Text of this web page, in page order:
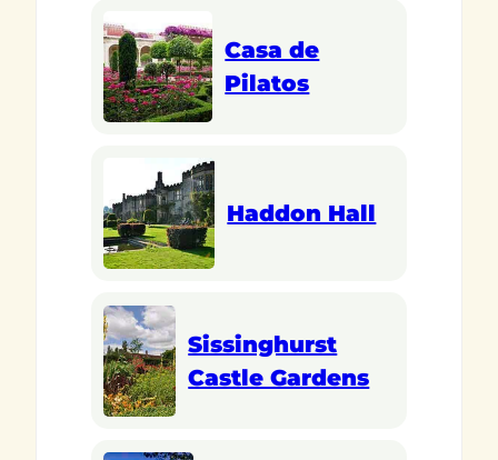
Casa de
Pilatos
Haddon Hall
Sissinghurst
Castle Gardens